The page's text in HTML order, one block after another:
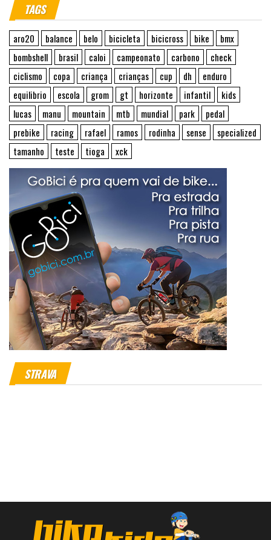
TAGS
aro20 balance belo bicicleta bicicross bike
bmx
bombshell
brasil caloi campeonato carbono
check
ciclismo
copa criança crianças cup dh
enduro
equilibrio
escola grom gt horizonte infantil
kids
lucas
manu mountain mtb mundial park
pedal
prebike
racing rafael ramos rodinha sense
specialized
tamanho
teste tioga xck
STRAVA